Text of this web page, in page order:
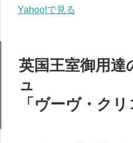
Yahoo!で見る
英国王室御用
ュ
「ヴーヴ・ク